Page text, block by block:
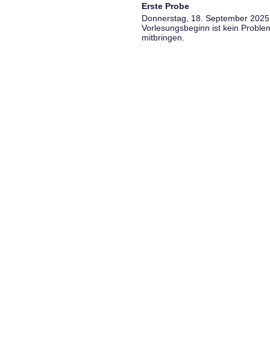
Erste Probe
Donnerstag, 18. September
Vorlesungsbeginn ist kein
mitbringen.